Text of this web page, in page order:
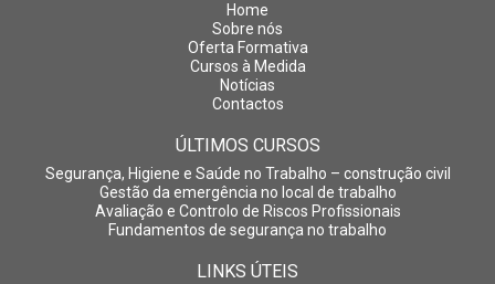
Home
Sobre nós
Oferta Formativa
Cursos à Medida
Notícias
Contactos
ÚLTIMOS CURSOS
Segurança, Higiene e Saúde no Trabalho – construção civil
Gestão da emergência no local de trabalho
Avaliação e Controlo de Riscos Profissionais
Fundamentos de segurança no trabalho
LINKS ÚTEIS